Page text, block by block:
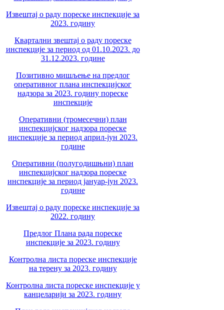
Извештај о раду пореске инспекције за
2023. годину
Квартални звештај о раду пореске
инспекције за период од 01.10.2023. до
31.12.2023. године
Позитивно мишљење на предлог
оперативног плана инспекцијског
надзора за 2023. годину пореске
инспекције
Оперативни (тромесечни) план
инспекцијског надзора пореске
инспекције за период април-јун 2023.
године
Оперативни (полугодишњни) план
инспекцијског надзора пореске
инспекције за период јануар-јун 2023.
године
Извештај о раду пореске инспекције за
2022. годину
Предлог Плана рада пореске
инспекције за 2023. годину
Контролна листа пореске инспекције
на терену за 2023. годину
Контролна листа пореске инспекције у
канцеларији за 2023. годину